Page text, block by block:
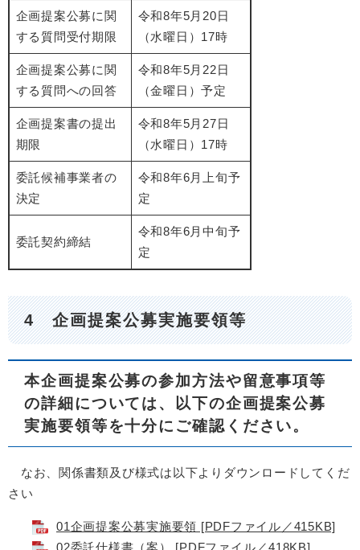
企画提案公募に関
する質問受付期限
令和8年5月20日
（水曜日）17時
企画提案公募に関
する質問への回答
令和8年5月22日
（金曜日）予定
企画提案書の提出
期限
令和8年5月27日
（水曜日）17時
委託候補事業者の
決定
令和8年6月上旬予
定
委託契約締結
令和8年6月中旬予
定
4 企画提案公募実施要領等
本企画提案公募の参加方法や留意事項等
の詳細については、以下の企画提案公募
実施要領等を十分にご確認ください。
なお、関係書類及び様式は以下よりダウンロードしてくだ
さい
01企画提案公募実施要領 [PDFファイル／415KB]
02委託仕様書（案） [PDFファイル／418KB]